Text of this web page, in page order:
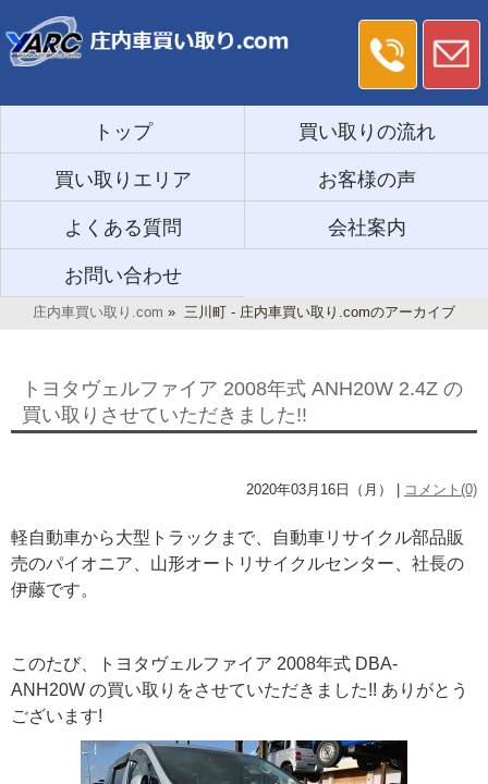
トップ 買い取りの流れ
買い取りエリア お客様の声
よくある質問 会社案内
お問い合わせ
庄内車買い取り.com » 三川町 - 庄内車買い取り.comのアーカイブ
トヨタヴェルファイア 2008年式 ANH20W 2.4Z の
買い取りさせていただきました!!
2020年03月16日（月） | コメント(0)
軽自動車から大型トラックまで、自動車リサイクル部品販
売のパイオニア、山形オートリサイクルセンター、社長の
伊藤です。
このたび、トヨタヴェルファイア 2008年式 DBA-
ANH20W の買い取りをさせていただきました!! ありがとう
ございます!